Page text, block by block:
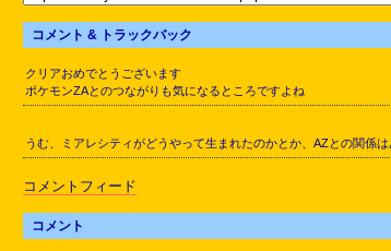
コメント & トラックバック
クリアおめでとうございます
ポケモンZAとのつながりも気になるところですよね
うむ、ミアレシティがどうやって生まれたのかとか、AZとの関係
コメントフィード
コメント